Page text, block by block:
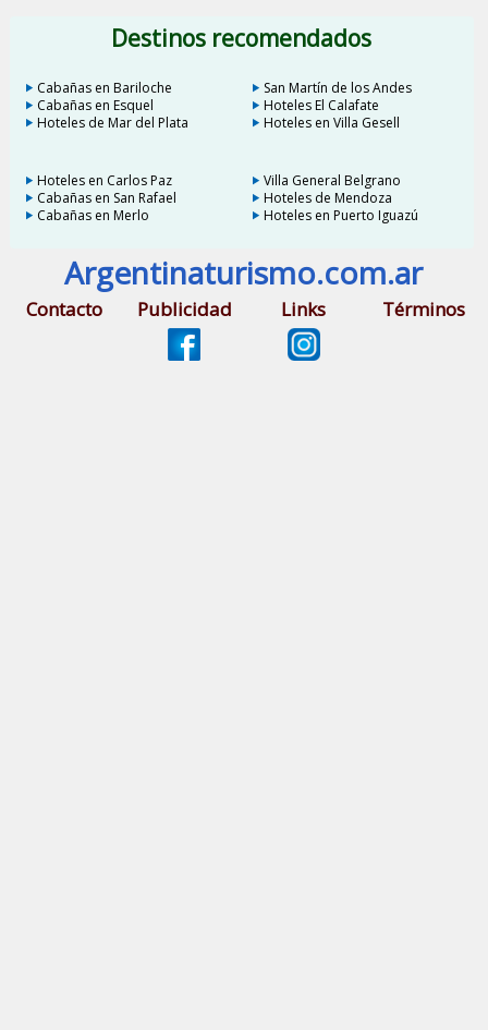
Destinos recomendados
Cabañas en Bariloche
San Martín de los Andes
Cabañas en Esquel
Hoteles El Calafate
Hoteles de Mar del Plata
Hoteles en Villa Gesell
Hoteles en Carlos Paz
Villa General Belgrano
Cabañas en San Rafael
Hoteles de Mendoza
Cabañas en Merlo
Hoteles en Puerto Iguazú
Argentinaturismo.com.ar
Contacto Publicidad Links Términos